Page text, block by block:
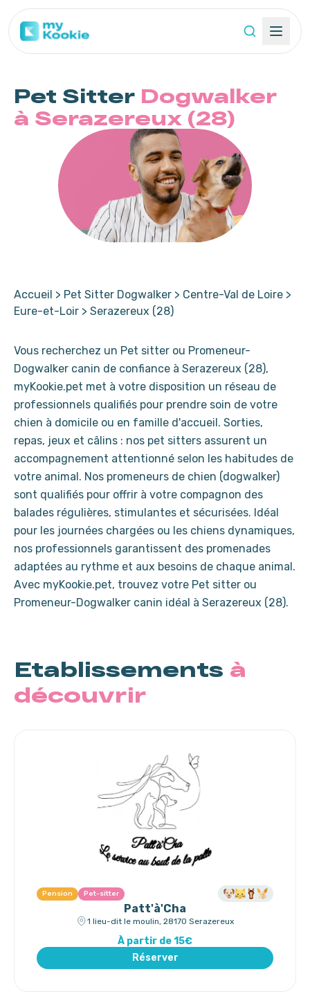
Pet Sitter Dogwalker
à Serazereux (28)
Accueil > Pet Sitter Dogwalker > Centre-Val de Loire >
Eure-et-Loir > Serazereux (28)
Vous recherchez un Pet sitter ou Promeneur-
Dogwalker canin de confiance à Serazereux (28),
myKookie.pet met à votre disposition un réseau de
professionnels qualifiés pour prendre soin de votre
chien à domicile ou en famille d'accueil. Sorties,
repas, jeux et câlins : nos pet sitters assurent un
accompagnement attentionné selon les habitudes de
votre animal. Nos promeneurs de chien (dogwalker)
sont qualifiés pour offrir à votre compagnon des
balades régulières, stimulantes et sécurisées. Idéal
pour les journées chargées ou les chiens dynamiques,
nos professionnels garantissent des promenades
adaptées au rythme et aux besoins de chaque animal.
Avec myKookie.pet, trouvez votre Pet sitter ou
Promeneur-Dogwalker canin idéal à Serazereux (28).
Etablissements à
découvrir
Pension Pet-sitter
Patt'à'Cha
1 lieu-dit le moulin, 28170 Serazereux
À partir de 15€
Réserver